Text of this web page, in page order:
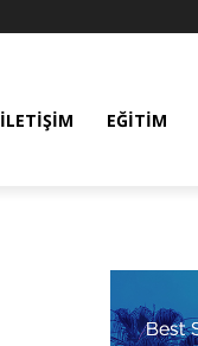
İLETIŞIM EĞITIM